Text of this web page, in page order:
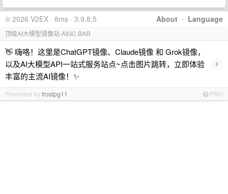
About · Language
© 2026 V2EX · 8ms · 3.9.8.5
顶级AI大模型镜像站-AIGC.BAR
👋 嗨咯！这里是ChatGPT镜像、Claude镜像 和 Grok镜像，
以及AI大模型API一站式服务站点~点击图片跳转，立即体验
丰富的主流AI镜像！✨
›
Promoted byfrostpg11 PRO